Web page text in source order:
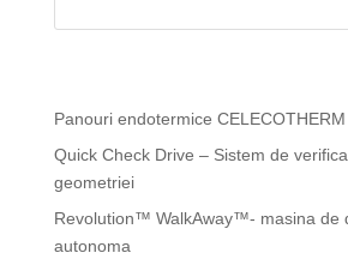
Panouri endotermice
Quick Check Drive – Sistem de
geometriei
Revolution™ WalkAway™- masina de
autonoma